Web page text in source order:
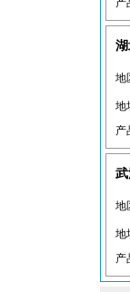
产
地
地
产
地
地
产